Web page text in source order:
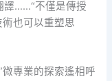
譯……“不僅是傳授
也可以重塑思
專業的探索遙相呼